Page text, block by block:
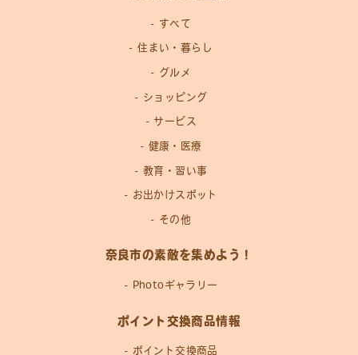
すべて
住まい・暮らし
グルメ
ショッピング
サービス
健康・医療
教育・習い事
お出かけスポット
その他
奈良市の素敵を集めよう！
Photoギャラリー
ポイント交換商品情報
ポイント交換商品